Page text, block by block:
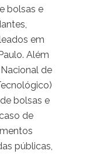
bolsas e
em
Além
de
bolsas e
de
públicas,